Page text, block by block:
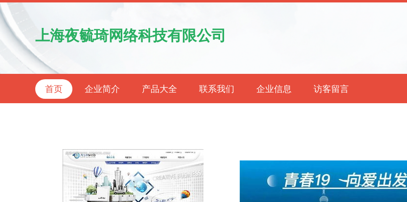
上海夜毓琦网络科技有限公司
首页 企业简介 产品大全 联系我们 企业信息 访客留言